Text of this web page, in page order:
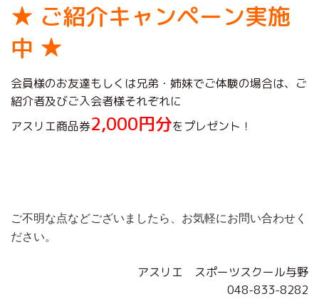
★ ご紹介キャンペーン実施
中 ★
会員様のお友達もしくは兄弟・姉妹でご体験の場合は、ご
紹介者及びご入会者様それぞれに
アスリエ商品券2,000円分をプレゼント！
ご不明な点などございましたら、お気軽にお問い合わせく
ださい。
アスリエ スポーツスクール与野
048-833-8282